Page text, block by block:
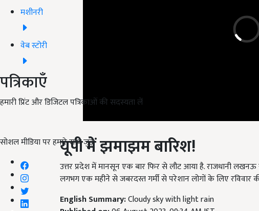
मशीनरी
वेब स्टोरी
पत्रिकाएँ
हमारी प्रिंट और डिजिटल पत्रिकाओं की सदस्यता लें
सोशल मीडिया पर हमारे साथ जुड़ें:
यूपीमेंझमाझमबारिश!
उत्तर प्रदेश में मानसून एक बार फिर से लौट आया है. राजधानी
लगभग एक महीने से जबरदस्त गर्मी से परेशान लोगों के लिए रविवार
Published on:06 August 2023, 09:34 AM IST